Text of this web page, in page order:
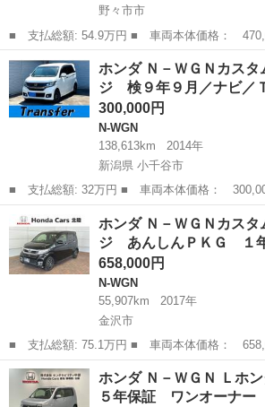
野々市市
■ 支払総額: 54.9万円 ■ 車両本体価格： 470,000 円 ■ メーカー
名： ホンダ ■ 車種名： Ｎ－ＷＧＮカスタ
Ｇ・ターボパッケージ 純正ナビ バックカ
ドライブレコ...
石川 野々市市 N-WGN
ホンダ Ｎ－ＷＧＮカスタ
ジ 検９年９月／ナビ／
300,000円
N-WGN
138,613km
2014年
新潟県 小千谷市
■ 支払総額: 32万円 ■ 車両本体価格： 300,000 円 ■ メーカー
名： ホンダ ■ 車種名： Ｎ－ＷＧＮカスタ
Ｇ・Ａパッケージ 検９年９月／ナビ／ＴＶ／
メラ／Ｂｌｕｅｔ...
新潟 N-WGN
ホンダ Ｎ－ＷＧＮカスタ
ジ あんしんＰＫＧ １
658,000円
N-WGN
55,907km
2017年
金沢市
■ 支払総額: 75.1万円 ■ 車両本体価格： 658,000 円 ■ メーカー
名： ホンダ ■ 車種名： Ｎ－ＷＧＮカスタ
ＧＳＳパッケージ あんしんＰＫＧ １年保証
ＶＦＸｉ Ｔ...
石川 金沢市 N-WGN
ホンダ Ｎ－ＷＧＮ Ｌホ
５年保証 ワンオーナ